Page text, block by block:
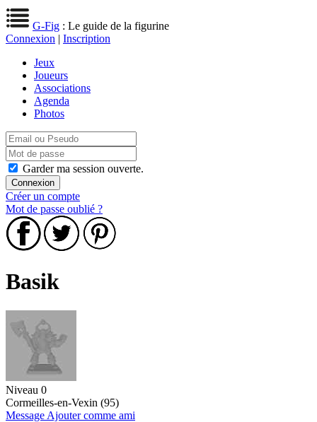
G-Fig : Le guide de la figurine
Connexion | Inscription
Jeux
Joueurs
Associations
Agenda
Photos
Garder ma session ouverte.
Créer un compte
Mot de passe oublié ?
Basik
Niveau 0
Cormeilles-en-Vexin (95)
Message Ajouter comme ami